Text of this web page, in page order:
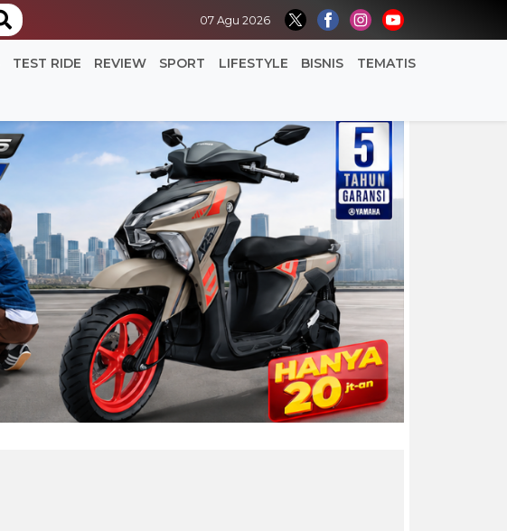
07 Agu 2026
TEST RIDE REVIEW SPORT LIFESTYLE BISNIS TEMATIS